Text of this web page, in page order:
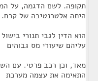
תקופה. לשם הדגמה, על
היתה אלטרנטיבה של קרח.
הוא הדין לגבי תנורי
עליהם שיעורי מס גבוהים
מאד, וכן רכב פרטי. עם
התאימה את עצמה מערכת